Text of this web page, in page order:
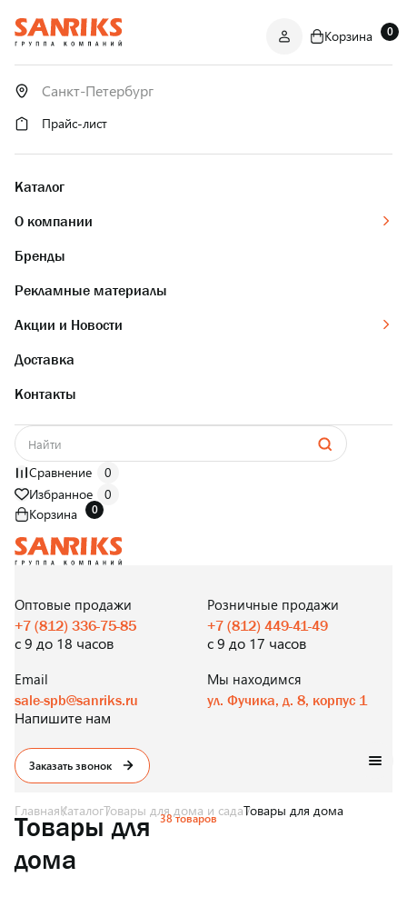
ОПТОМ
И В РОЗНИЦУ
Корзина 0
Прайс-лист
Каталог
О компании
Бренды
Рекламные материалы
Акции и Новости
Доставка
Контакты
Сравнение
0
Избранное
0
Корзина
0
И В РОЗНИЦУ
Оптовые продажи
+7 (812) 336-75-85
с 9 до 18 часов
Розничные продажи
+7 (812) 449-41-49
с 9 до 17 часов
Email
sale-spb@sanriks.ru
Напишите нам
Мы находимся
ул. Фучика, д. 8, корпус 1
Заказать звонок
ГлавнаяКаталогТовары для дома и садаТовары для дома
Товары для
дома
38 товаров